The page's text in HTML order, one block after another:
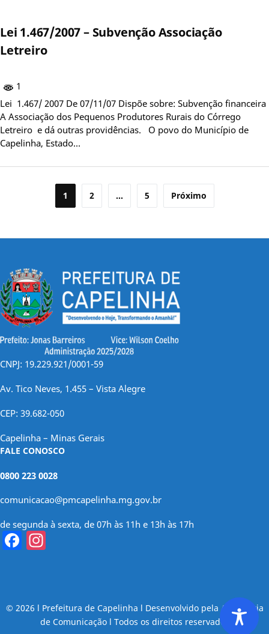
Lei 1.467/2007 – Subvenção Associação
Letreiro
1
Lei 1.467/ 2007 De 07/11/07 Dispõe sobre: Subvenção financeira
A Associação dos Pequenos Produtores Rurais do Córrego
Letreiro e dá outras providências. O povo do Município de
Capelinha, Estado…
Paginação
posts
1 2 … 5 Próximo
CNPJ: 19.229.921/0001-59
Av. Tico Neves, 1.455 – Vista Alegre
CEP: 39.682-050
Capelinha – Minas Gerais
FALE CONOSCO
0800 223 0028
comunicacao@pmcapelinha.mg.gov.br
de segunda à sexta, de 07h às 11h e 13h às 17h
Facebook
© 2026 l Prefeitura de Capelinha l Desenvolvido pela Assessoria
de Comunicação l Todos os direitos reservados